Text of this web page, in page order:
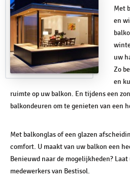
Met
en
uw
Zo
en
ruimte op uw balkon. En tijdens een
balkondeuren om te genieten van een
Met balkonglas of een glazen
comfort. U maakt van uw balkon een
Benieuwd naar de mogelijkheden?
medewerkers van Bestisol.